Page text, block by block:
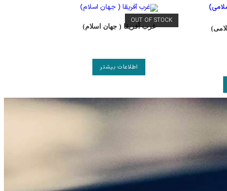
OUT OF STOCK
غرب آفریقا ( جهان اسلام)
اطلاعات بیشتر